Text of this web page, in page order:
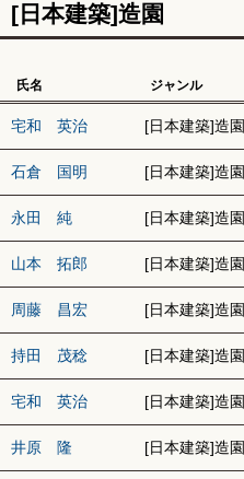
[日本建築]造園
氏名 ジャンル
宅和 英治 [日本建築]造園
石倉 国明 [日本建築]造園
永田 純 [日本建築]造園
山本 拓郎 [日本建築]造園
周藤 昌宏 [日本建築]造園
持田 茂稔 [日本建築]造園
宅和 英治 [日本建築]造園
井原 隆 [日本建築]造園